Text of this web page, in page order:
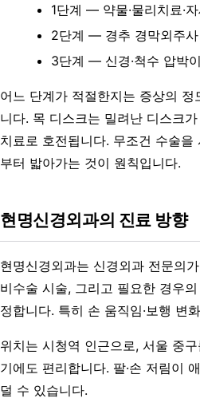
1단계 — 약물·물리치료·
2단계 — 경추 경막외주
3단계 — 신경·척수 압박
어느 단계가 적절한지는 증상의
니다. 목 디스크는 밀려난 디스크
치료로 호전됩니다. 무조건 수술
부터 밟아가는 것이 원칙입니다.
현명신경외과의 진료 방향
현명신경외과는 신경외과 전문의
비수술 시술, 그리고 필요한 경우
정합니다. 특히 손 움직임·보행 변
위치는 시청역 인근으로, 서울 중
기에도 편리합니다. 팔·손 저림이
덜 수 있습니다.